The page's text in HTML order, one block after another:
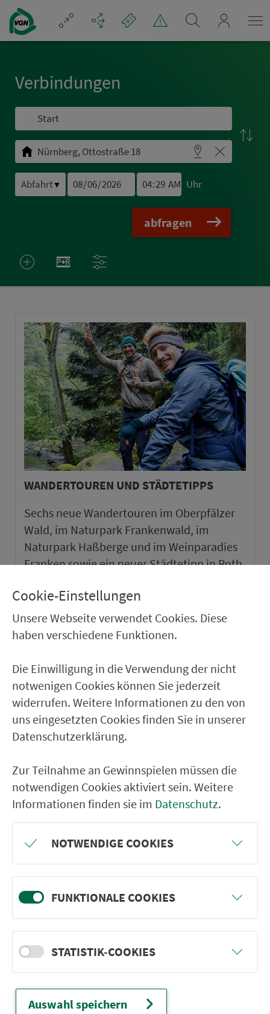
Navigation überspringen
Ver­bin­dungen
▼ Uhr
abfragen
WANDERTOUREN UND STÄDTETIPPS
Sechs neue Wandertouren im Oberpfälzer
Wald, im Naturpark Frankenwald, im
Naturpark Haßberge und im Weinparadies
Franken sowie ein neuer Städtetipp in Roth.
VGN-SOMMER 2026
Mach mit und gewinne einen von 1.000
Team-Plätzen für eine Abenteuer-Rallye!
weiter
Nürn­berg
Cookie-Einstellungen
Unsere Webseite verwendet Cookies. Diese
haben verschiedene Funktionen.
Die Einwilligung in die Verwendung der nicht
notwenigen Cookies können Sie jederzeit
widerrufen. Weitere Informationen zu den von
uns eingesetzten Cookies finden Sie in unserer
Datenschutzerklärung.
Zur Teilnahme an Gewinnspielen müssen die
notwendigen Cookies aktiviert sein. Weitere
Informationen finden sie im Datenschutz.
NOTWENDIGE COOKIES
FUNKTIONALE COOKIES
STATISTIK-COOKIES
Auswahl speichern